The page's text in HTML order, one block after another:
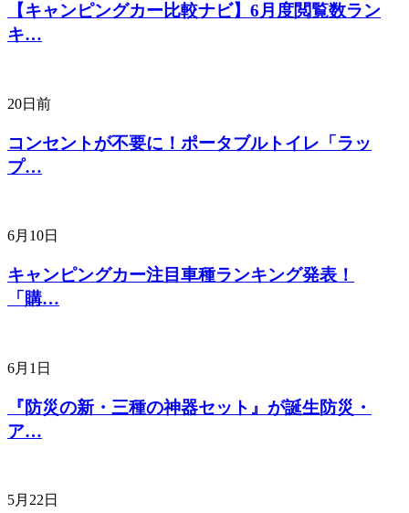
【キャンピングカー比較ナビ】6月度閲覧数ラン
キ…
20日前
コンセントが不要に！ポータブルトイレ「ラッ
プ…
6月10日
キャンピングカー注目車種ランキング発表！
「購…
6月1日
『防災の新・三種の神器セット』が誕生防災・
ア…
5月22日